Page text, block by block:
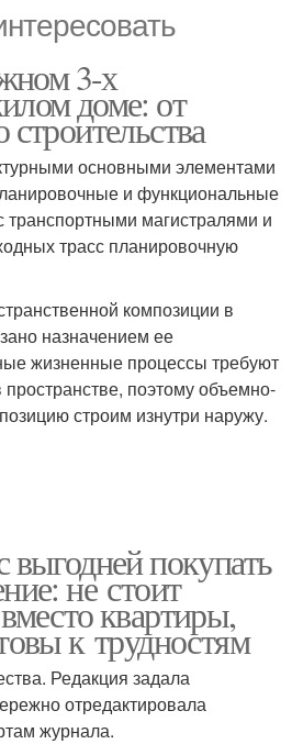
3-х
доме: от
основными элементами
и функциональные
транспортными магистралями и
трасс планировочную
композиции в
назначением ее
жизненные процессы требуют
поэтому объемно-
строим изнутри наружу.
выгодней покупать
не стоит
квартиры,
к трудностям
Редакция задала
отредактировала
журнала.